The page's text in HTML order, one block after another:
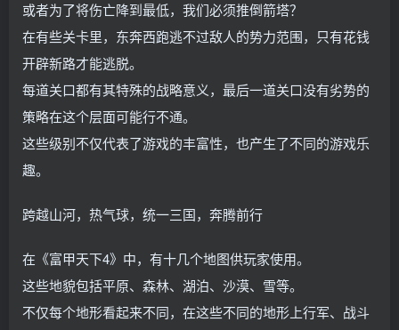
或者为了将伤亡降到最低，我们必须推倒箭塔？
在有些关卡里，东奔西跑逃不过敌人的势力范围，只有花钱
开辟新路才能逃脱。
每道关口都有其特殊的战略意义，最后一道关口没有劣势的
策略在这个层面可能行不通。
这些级别不仅代表了游戏的丰富性，也产生了不同的游戏乐
趣。
跨越山河，热气球，统一三国，奔腾前行
在《富甲天下4》中，有十几个地图供玩家使用。
这些地貌包括平原、森林、湖泊、沙漠、雪等。
不仅每个地形看起来不同，在这些不同的地形上行军、战斗